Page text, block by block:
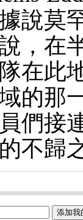
說莫
，在
在此
的那
們接
的不